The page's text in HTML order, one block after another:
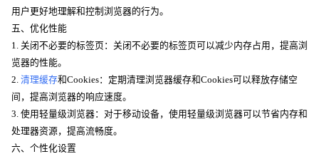
用户更好地理解和控制浏览器的行为。
五、优化性能
1. 关闭不必要的标签页：关闭不必要的标签页可以减少内存占用，提高浏
览器的性能。
2. 清理缓存和Cookies：定期清理浏览器缓存和Cookies可以释放存储空
间，提高浏览器的响应速度。
3. 使用轻量级浏览器：对于移动设备，使用轻量级浏览器可以节省内存和
处理器资源，提高流畅度。
六、个性化设置